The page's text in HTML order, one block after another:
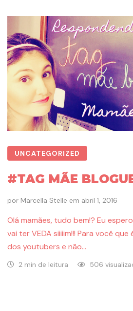
UNCATEGORIZED
#TAG MÃE
por Marcella Stelle em abril 1, 2016
Olá mamães, tudo bem!? Eu
vai ter VEDA siiiiim!!! Para você
dos youtubers e não…
2 min de leitura 506